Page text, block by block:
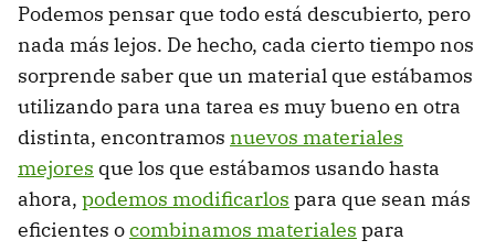
Podemos pensar que todo está descubierto, pero
nada más lejos. De hecho, cada cierto tiempo nos
sorprende saber que un material que estábamos
utilizando para una tarea es muy bueno en otra
distinta, encontramos nuevos materiales
mejores que los que estábamos usando hasta
ahora, podemos modificarlos para que sean más
eficientes ocombinamos materiales para